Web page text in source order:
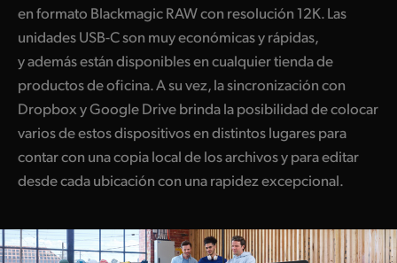
en formato Blackmagic RAW con resolución 12K. Las
unidades USB-C son muy económicas y rápidas,
y además están disponibles en cualquier tienda de
productos de oficina. A su vez, la sincronización con
Dropbox y Google Drive brinda la posibilidad de colocar
varios de estos dispositivos en distintos lugares para
contar con una copia local de los archivos y para editar
desde cada ubicación con una rapidez excepcional.